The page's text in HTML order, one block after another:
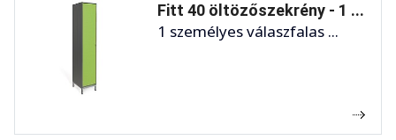
Fitt 40 öltözőszekrény - 1 ...
1 személyes válaszfalas ...